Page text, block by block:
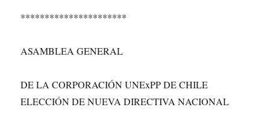
**********************
ASAMBLEA GENERAL
DE LA CORPORACIÓN UNExPP DE CHILE
ELECCIÓN DE NUEVA DIRECTIVA NACIONAL